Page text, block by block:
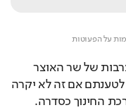
על הפעוטות
ברשויות המקומיות דורשים את ההתערבות של שר האוצר
החינוך כסדרה.